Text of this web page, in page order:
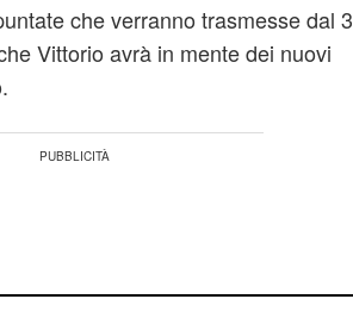
che verranno trasmesse dal 3
Vittorio avrà in mente dei nuovi